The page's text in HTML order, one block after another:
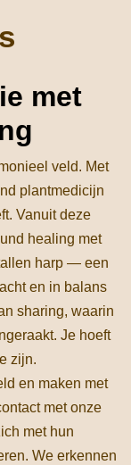
met
veld. Met
plantmedicijn
Vanuit deze
healing met
harp — een
en in balans
sharing, waarin
Je hoeft
te zijn.
en maken met
met onze
met hun
We erkennen